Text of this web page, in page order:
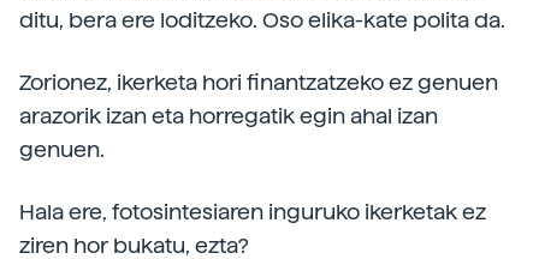
ditu, bera ere loditzeko. Oso elika-kate polita da.
Zorionez, ikerketa hori finantzatzeko ez genuen
arazorik izan eta horregatik egin ahal izan
genuen.
Hala ere, fotosintesiaren inguruko ikerketak ez
ziren hor bukatu, ezta?